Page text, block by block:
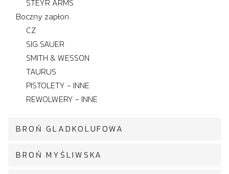
STEYR ARMS
Boczny zapłon
CZ
SIG SAUER
SMITH & WESSON
TAURUS
PISTOLETY - INNE
REWOLWERY - INNE
BROŃ GLADKOLUFOWA
BROŃ MYŚLIWSKA